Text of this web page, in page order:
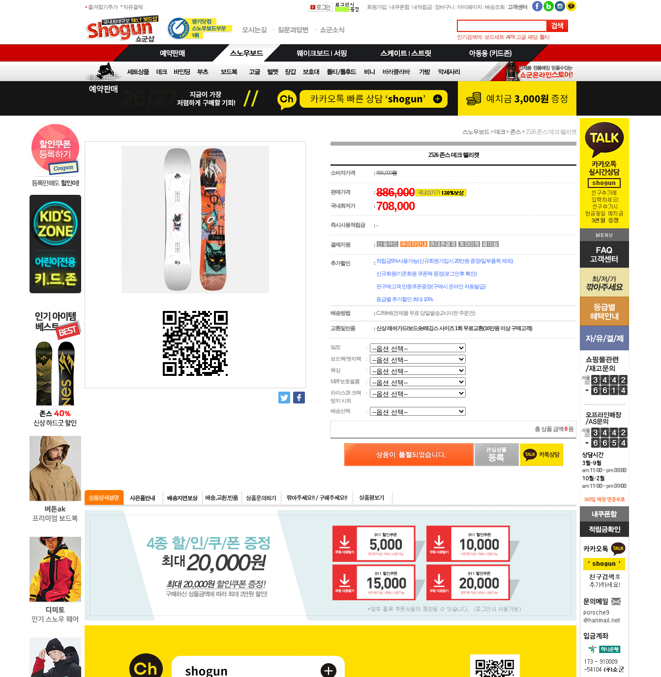
+ 즐겨찾기추가 * 자유결제 회원가입 |내쿠폰함 |내적립금 | 장바구니 | 마이페이지 |배송조회 | 고객센터
인기검색어: 보드세트 APX 고글 패딩 톨티
스노우보드>데크> 존스>2526 존스 데크 랠리캣
2526 존스 데크 랠리캣
소비자가격 :886,000원
판매가격 :886,000
국내최저가 : 708,000
즉시사용적립금 :-
결제지원 :
추가할인 : 적립금5%사용가능(신규회원가입시 20만원 증정/일부품목 제외)
신규회원/기존회원 쿠폰팩 증정(로그인후 확인)
전구매고객 만원쿠폰증정(구매시 온라인 자동발급)
등급별 추가할인 최대 10%
배송방법 :CJ택배(전제품 무료 당일발송,2시이전 주문건)
교환및반품 :신상 래쉬가드/보드숏/레깅스 사이즈 1회 무료교환(10만원 이상 구매고객)
SIZE
:
보드백/엣지백
:
왁싱
:
MPF보호필름
:
라이스28 크랙
방지 시트
:
배송선택 :
총 상품 금액0 원